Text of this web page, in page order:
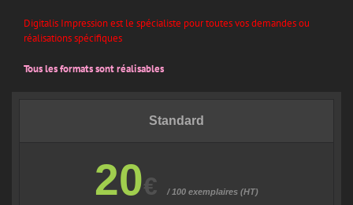
Digitalis Impression est le spécialiste pour toutes vos demandes ou
réalisations spécifiques
Tous les formats sont réalisables
Standard
20€ / 100 exemplaires (HT)